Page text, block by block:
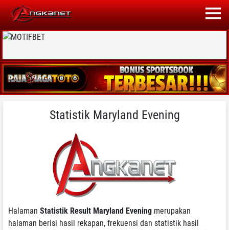
Statistik Maryland Evening
Halaman Statistik Result Maryland Evening merupakan
halaman berisi hasil rekapan, frekuensi dan statistik hasil